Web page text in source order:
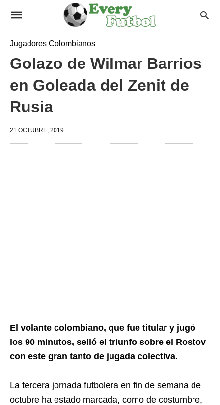
Jugadores Colombianos
Golazo de Wilmar Barrios
en Goleada del Zenit de
Rusia
21 OCTUBRE, 2019
El volante colombiano, que fue titular y jugó
los 90 minutos, selló el triunfo sobre el Rostov
con este gran tanto de jugada colectiva.
La tercera jornada futbolera en fin de semana de
octubre ha estado marcada, como de costumbre,